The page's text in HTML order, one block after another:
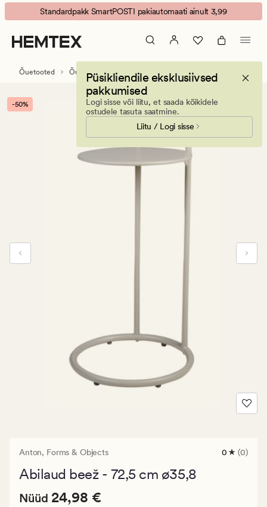
Anton
Abilaud
beež
Animated
banner.
Press
ESCAPE
Standardpakk SmartPOSTI pakiautomaati ainult 3,99
Püsikliendile eksklusiivsed
pakkumised
Logi sisse või liitu, et saada kõikidele
ostudele tasuta saatmine.
Liitu / Logi sisse
Õuetooted Õue- ja aiamööbel Õue- ja aialauad
-50%
Anton, Forms & Objects
0
0 (0)
Abilaud beež - 72,5 cm ø35,8
Nåværende
Nåværende pris_ee
Nüüd 24,98 €